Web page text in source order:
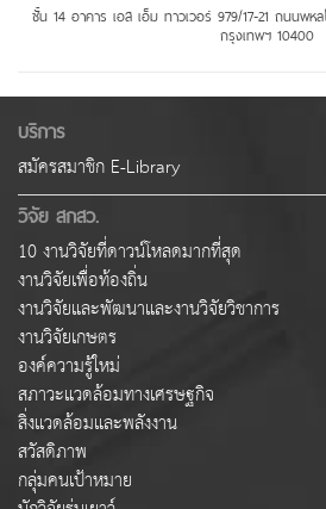
ชั้น 14 อาคาร เอส เอ็ม ทาวเวอร์ 979/17-21 ถนนพห
กรุงเทพฯ 10400
บริการ
สมัครสมาชิก E-Library
วิจัย สกสว.
10 งานวิจัยที่ดาวน์โหลดมากที่สุด
งานวิจัยเพื่อท้องถิ่น
งานวิจัยและพัฒนาและงานวิจัยวิชาการ
งานวิจัยเกษตร
องค์ความรู้ใหม่
สภาวะแวดล้อมทางเศรษฐกิจ
สิ่งแวดล้อมและพลังงาน
สวัสดิภาพ
กลุ่มคนเป้าหมาย